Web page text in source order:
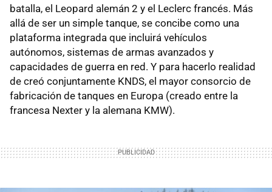
batalla, el Leopard alemán 2 y el Leclerc francés. Más
allá de ser un simple tanque, se concibe como una
plataforma integrada que incluirá vehículos
autónomos, sistemas de armas avanzados y
capacidades de guerra en red. Y para hacerlo realidad
de creó conjuntamente KNDS, el mayor consorcio de
fabricación de tanques en Europa (creado entre la
francesa Nexter y la alemana KMW).